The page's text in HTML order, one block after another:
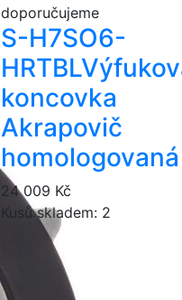
doporučujeme
S-H7SO6-
HRTBL
koncovka
Akrapovič
homologovaná
24 009 Kč
Kusů skladem: 2